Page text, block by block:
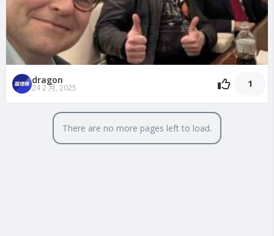
dragon
24 2 月, 2025 1
There are no more pages left to load.